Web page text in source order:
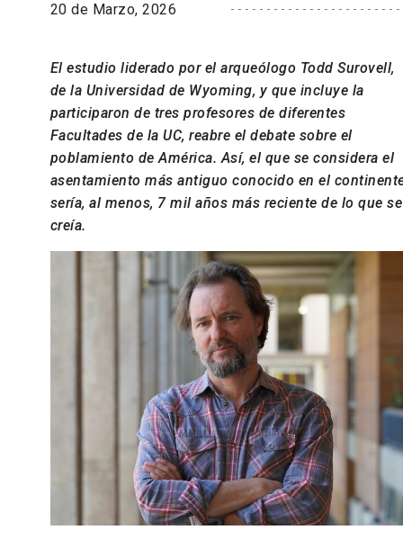
20 de Marzo, 2026
El estudio liderado por el arqueólogo Todd Surovell,
de la Universidad de Wyoming, y que incluye la
participaron de tres profesores de diferentes
Facultades de la UC, reabre el debate sobre el
poblamiento de América. Así, el que se considera el
asentamiento más antiguo conocido en el
sería, al menos, 7 mil años más reciente de lo que se
creía.